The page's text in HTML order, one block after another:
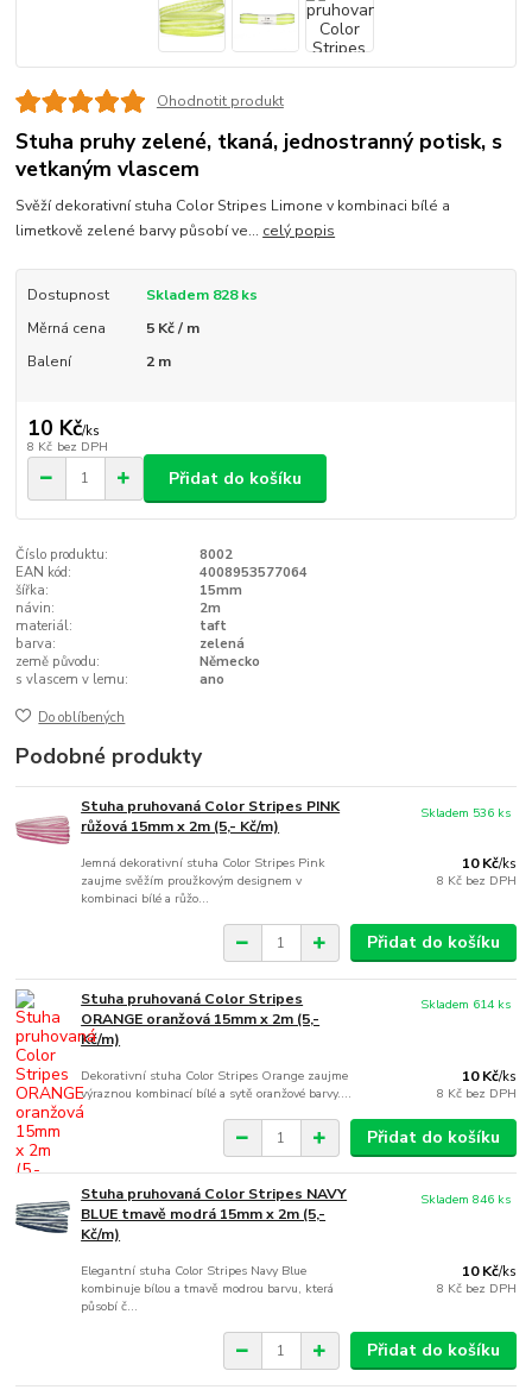
Ohodnotit produkt
Stuha pruhy zelené, tkaná, jednostranný potisk, s
vetkaným vlascem
Svěží dekorativní stuha Color Stripes Limone v kombinaci bílé a
limetkově zelené barvy působí ve... celý popis
Dostupnost
Skladem 828 ks
Měrná cena
5 Kč / m
Balení
2 m
10 Kč/ks
8 Kč bez DPH
Přidat do košíku
Číslo produktu:
8002
EAN kód:
4008953577064
šířka:
15mm
návin:
2m
materiál:
taft
barva:
zelená
země původu:
Německo
s vlascem v lemu:
ano
Do oblíbených
Podobné produkty
Stuha pruhovaná Color Stripes PINK
růžová 15mm x 2m (5,- Kč/m)
Jemná dekorativní stuha Color Stripes Pink
zaujme svěžím proužkovým designem v
kombinaci bílé a růžo...
10 Kč/ks
8 Kč bez DPH
Skladem 536 ks
Přidat do košíku
Stuha pruhovaná Color Stripes
ORANGE oranžová 15mm x 2m (5,-
Kč/m)
Dekorativní stuha Color Stripes Orange zaujme
výraznou kombinací bílé a sytě oranžové barvy....
10 Kč/ks
8 Kč bez DPH
Skladem 614 ks
Přidat do košíku
Stuha pruhovaná Color Stripes NAVY
BLUE tmavě modrá 15mm x 2m (5,-
Kč/m)
Elegantní stuha Color Stripes Navy Blue
kombinuje bílou a tmavě modrou barvu, která
působí č...
10 Kč/ks
8 Kč bez DPH
Skladem 846 ks
Přidat do košíku